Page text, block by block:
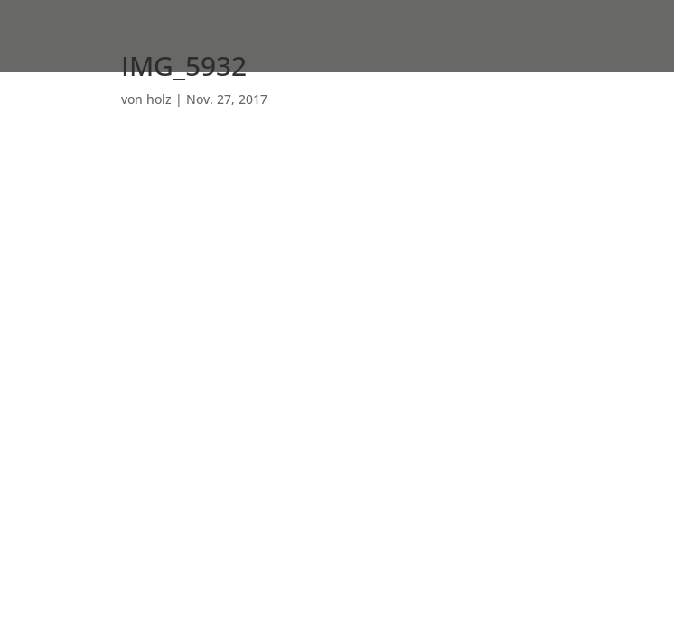
IMG_5932
von holz | Nov. 27, 2017